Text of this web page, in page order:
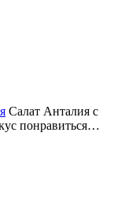
Салат Анталия с
понравиться…